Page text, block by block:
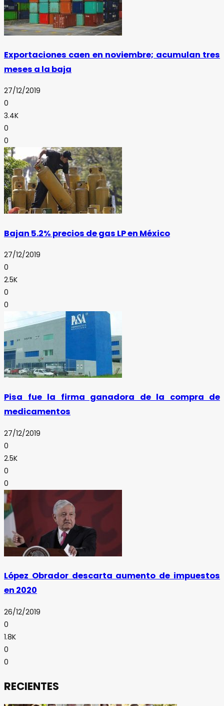
Exportaciones caen en noviembre; acumulan tres
meses a la baja
27/12/2019
0
3.4K
0
0
Bajan 5.2% precios de gas LP en México
27/12/2019
0
2.5K
0
0
Pisa fue la firma ganadora de la compra de
medicamentos
27/12/2019
0
2.5K
0
0
López Obrador descarta aumento de impuestos
en 2020
26/12/2019
0
1.8K
0
0
RECIENTES